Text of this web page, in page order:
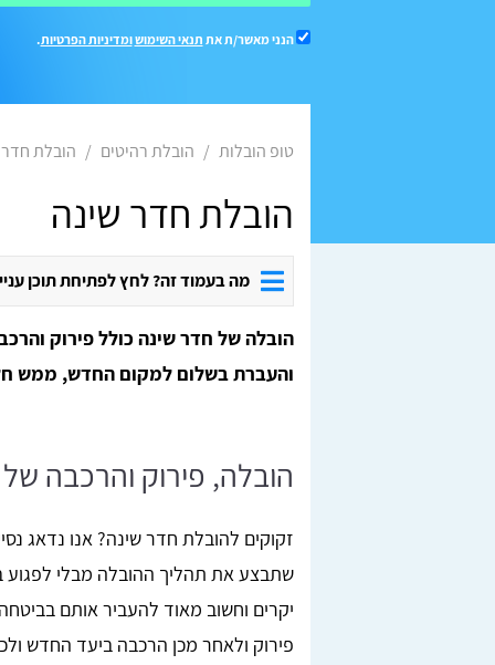
הנני מאשר/ת את תנאי השימושומדיניות הפרטיות.
טופ הובלות הובלת רהיטים הובלת
הובלת חדר שינה
מה בעמוד זה? לחץ לפתיחת תוכן
הובלה של חדר שינה כולל פירוק
והעברת בשלום למקום החדש, ממש
הובלה, פירוק והרכבה
זקוקים להובלת חדר שינה? אנו נדאג
שתבצע את תהליך ההובלה מבלי לפגוע
יקרים וחשוב מאוד להעביר אותם
פירוק ולאחר מכן הרכבה ביעד החדש